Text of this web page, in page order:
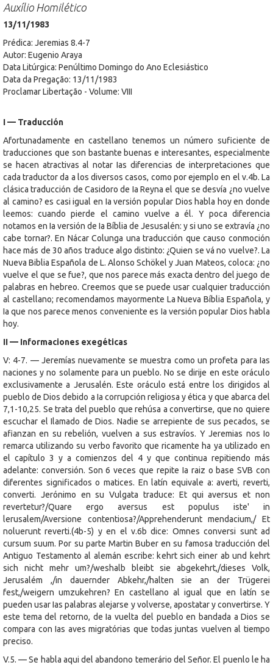
Auxílio Homilético
13/11/1983
Prédica: Jeremias 8.4-7
Autor: Eugenio Araya
Data Litúrgica: Penúltimo Domingo do Ano Eclesiástico
Data da Pregação: 13/11/1983
Proclamar Libertação - Volume: VIII
I — Traducción
Afortunadamente en castellano tenemos un número suficiente de
traducciones que son bastante buenas e interesantes, especialmente
se hacen atractivas al notar Ias diferencias de interpretaciones que
cada traductor da a los diversos casos, como por ejemplo en el v.4b. La
clásica traducción de Casidoro de Ia Reyna el que se desvía ¿no vuelve
al camino? es casi igual en Ia versión popular Dios habla hoy en donde
leemos: cuando pierde el camino vuelve a él. Y poca diferencia
notamos en Ia versión de Ia Bíblia de Jesusalén: y si uno se extravía ¿no
cabe tornar?. En Nácar Colunga una traducción que causo conmoción
hace más de 30 años traduce algo distinto: ¿Quien se vá no vuelve?. La
Nueva Biblia Española de L. Alonso Schökel y Juan Mateos, coloca: ¿no
vuelve el que se fue?, que nos parece más exacta dentro del juego de
palabras en hebreo. Creemos que se puede usar cualquier traducción
al castellano; recomendamos mayormente La Nueva Bíblia Española, y
Ia que nos parece menos conveniente es Ia versión popular Dios habla
hoy.
II — Informaciones exegéticas
V: 4-7. — Jeremías nuevamente se muestra como un profeta para Ias
naciones y no solamente para un pueblo. No se dirije en este oráculo
exclusivamente a Jerusalén. Este oráculo está entre los dirigidos al
pueblo de Dios debido a Ia corrupción religiosa y ética y que abarca del
7,1-10,25. Se trata del pueblo que rehúsa a convertirse, que no quiere
escuchar el Ilamado de Dios. Nadie se arrepiente de sus pecados, se
afianzan en su rebelión, vuelven a sus estravíos. Y Jeremias nos Io
remarca utilizando su verbo favorito que ricamente ha ya utilizado en
el capítulo 3 y a comienzos del 4 y que continua repitiendo más
adelante: conversión. Son 6 veces que repite Ia raiz o base SVB con
diferentes significados o matices. En latín equivale a: averti, reverti,
converti. Jerónimo en su Vulgata traduce: Et qui aversus et non
revertetur?/Quare ergo aversus est populus iste' in
lerusalem/Aversione contentiosa?/Apprehenderunt mendacium,/ Et
noluerunt reverti.(4b-5) y en el v.6b dice: Omnes conversi sunt ad
cursum suum. Por su parte Martin Buber en su famosa traducción del
Antiguo Testamento al alemán escribe: kehrt sich einer ab und kehrt
sich nicht mehr um?/weshalb bleibt sie abgekehrt,/dieses Volk,
Jerusalém ,/in dauernder Abkehr,/halten sie an der Trügerei
fest,/weigern umzukehren? En castellano al igual que en latín se
pueden usar Ias palabras alejarse y volverse, apostatar y convertirse. Y
este tema del retorno, de Ia vuelta del pueblo en bandada a Dios se
compara con Ias aves migratórias que todas juntas vuelven al tiempo
preciso.
V.5. — Se habla aqui del abandono temerário del Señor. El puenlo le ha